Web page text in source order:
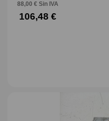
88,00 € Sin IVA
106,48 €